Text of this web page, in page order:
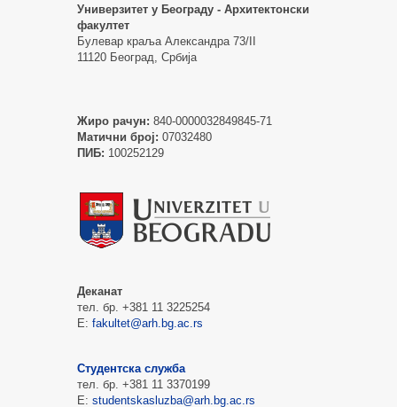
Универзитет у Београду - Архитектонски
факултет
Булевар краља Александра 73/II
11120 Београд, Србија
Жиро рачун: 840-0000032849845-71
Матични број: 07032480
ПИБ: 100252129
Деканат
тел. бр. +381 11 3225254
Е: fakultet@arh.bg.ac.rs
Студентска служба
тел. бр. +381 11 3370199
Е: studentskasluzba@arh.bg.ac.rs